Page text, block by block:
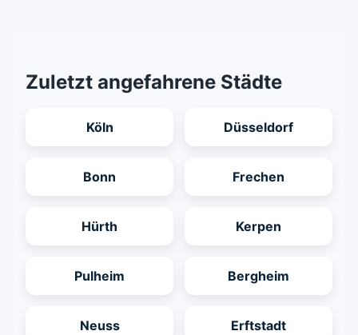
Zuletzt angefahrene Städte
Köln Düsseldorf
Bonn Frechen
Hürth Kerpen
Pulheim Bergheim
Neuss Erftstadt